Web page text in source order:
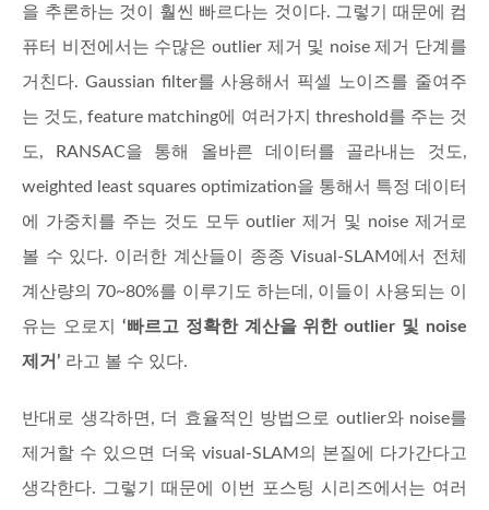
을 추론하는 것이 훨씬 빠르다는 것이다. 그렇기 때문에 컴
퓨터 비전에서는 수많은 outlier 제거 및 noise 제거 단계를
거친다. Gaussian filter를 사용해서 픽셀 노이즈를 줄여주
는 것도, feature matching에 여러가지 threshold를 주는 것
도, RANSAC을 통해 올바른 데이터를 골라내는 것도,
weighted least squares optimization을 통해서 특정 데이터
에 가중치를 주는 것도 모두 outlier 제거 및 noise 제거로
볼 수 있다. 이러한 계산들이 종종 Visual-SLAM에서 전체
계산량의 70~80%를 이루기도 하는데, 이들이 사용되는 이
유는 오로지 ‘빠르고 정확한 계산을 위한 outlier 및 noise
제거’ 라고 볼 수 있다.
반대로 생각하면, 더 효율적인 방법으로 outlier와 noise를
제거할 수 있으면 더욱 visual-SLAM의 본질에 다가간다고
생각한다. 그렇기 때문에 이번 포스팅 시리즈에서는 여러